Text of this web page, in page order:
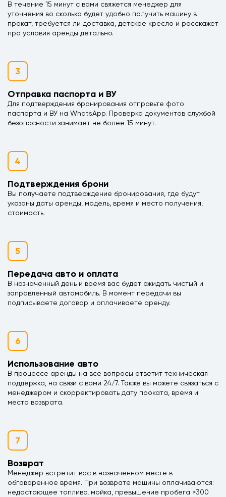
В течение 15 минут с вами свяжется менеджер для
уточнения во сколько будет удобно получить машину в
прокат, требуется ли доставка, детское кресло и расскажет
про условия аренды детально.
3
Отправка паспорта и ВУ
Для подтверждения бронирования отправьте фото
паспорта и ВУ на WhatsApp. Проверка документов службой
безопасности занимает не более 15 минут.
4
Подтверждения брони
Вы получаете подтверждение бронирования, где будут
указаны даты аренды, модель, время и место получения,
стоимость.
5
Передача авто и оплата
В назначенный день и время вас будет ожидать чистый и
заправленный автомобиль. В момент передачи вы
подписываете договор и оплачиваете аренду.
6
Использование авто
В процессе аренды на все вопросы ответит техническая
поддержка, на связи с вами 24/7. Также вы можете связаться с
менеджером и скорректировать дату проката, время и
место возврата.
7
Возврат
Менеджер встретит вас в назначенном месте в
обговоренное время. При возврате машины оплачиваются:
недостающее топливо, мойка, превышение пробега >300